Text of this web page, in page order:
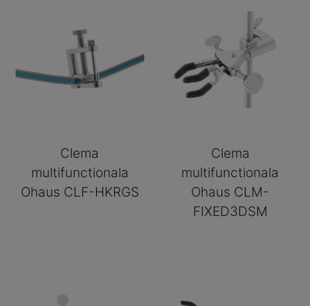
Clema
multifunctionala
Ohaus CLF-HKRGS
Clema
multifunctionala
Ohaus CLM-
FIXED3DSM